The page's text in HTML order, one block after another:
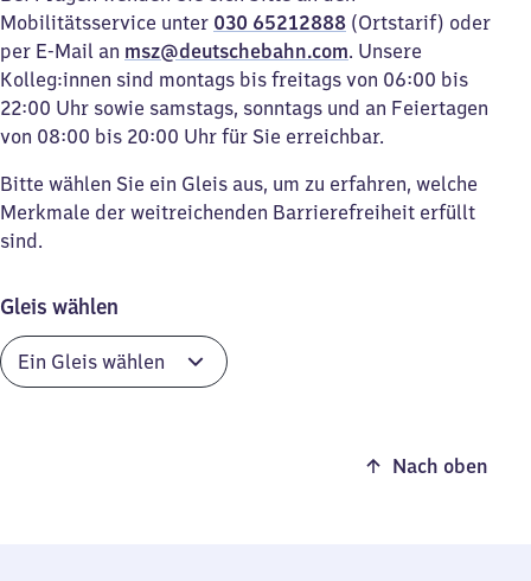
Mobilitätsservice unter 030 65212888 (Ortstarif) oder
per E-Mail an msz@deutschebahn.com. Unsere
Kolleg:innen sind montags bis freitags von 06:00 bis
22:00 Uhr sowie samstags, sonntags und an Feiertagen
von 08:00 bis 20:00 Uhr für Sie erreichbar.
Bitte wählen Sie ein Gleis aus, um zu erfahren, welche
Merkmale der weitreichenden Barrierefreiheit erfüllt
sind.
Gleis wählen
Nach oben